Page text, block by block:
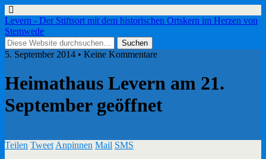
Levern - Der Stiftsort mit dem historischen Ortskern im Herzen von
Stemwede
5. September 2014 • Keine Kommentare
Heimathaus Levern am 21.
September geöffnet
Teilen Tweet Anpinnen Mail SMS